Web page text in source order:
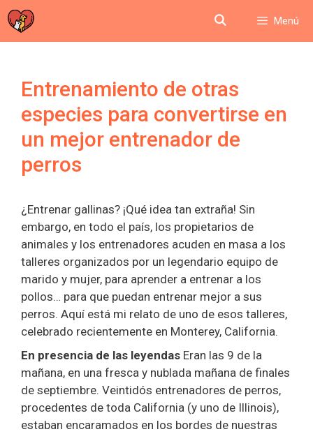
Saltar
al
contenido
Menú
Entrenamiento de otras
especies para convertirse en
un mejor entrenador de
perros
¿Entrenar gallinas? ¡Qué idea tan extraña! Sin
embargo, en todo el país, los propietarios de
animales y los entrenadores acuden en masa a los
talleres organizados por un legendario equipo de
marido y mujer, para aprender a entrenar a los
pollos… para que puedan entrenar mejor a sus
perros. Aquí está mi relato de uno de esos talleres,
celebrado recientemente en Monterey, California.
En presencia de las leyendas Eran las 9 de la
mañana, en una fresca y nublada mañana de finales
de septiembre. Veintidós entrenadores de perros,
procedentes de toda California (y uno de Illinois),
estaban encaramados en los bordes de nuestras